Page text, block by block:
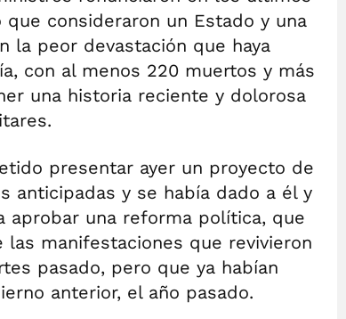
consideraron un Estado y una
la peor devastación que haya
con al menos 220 muertos y más
una historia reciente y dolorosa
presentar ayer un proyecto de
anticipadas y se había dado a él y
aprobar una reforma política, que
manifestaciones que revivieron
pasado, pero que ya habían
anterior, el año pasado.